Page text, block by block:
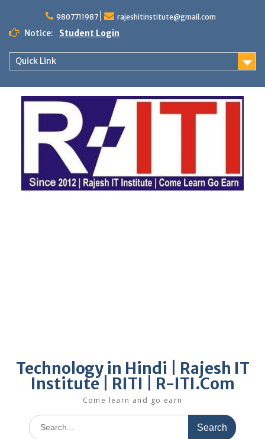
content
9807711987 rajeshitinstitute@gmail.com
Notice: Student Login
Quick Link
Technology in Hindi | Rajesh IT
Institute | RITI | R-ITI.Com
Come learn and go earn
Search
for: